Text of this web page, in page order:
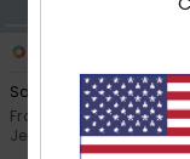
Saltwater Mid
Frauen Blau Weit
Jeans